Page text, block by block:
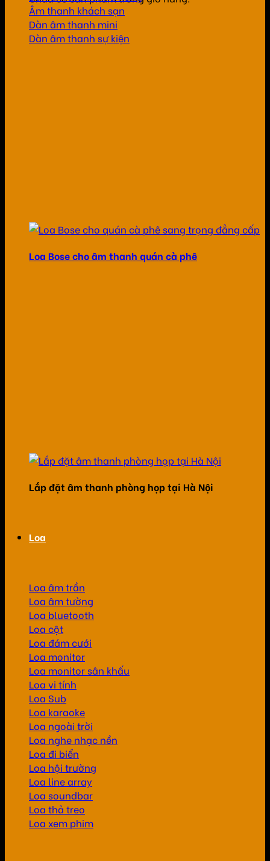
Âm thanh khách sạn
Dàn âm thanh mini
Dàn âm thanh sự kiện
Loa Bose cho âm thanh quán cà phê
Lắp đặt âm thanh phòng họp tại Hà Nội
Loa
Loa âm trần
Loa âm tường
Loa bluetooth
Loa cột
Loa đám cưới
Loa monitor
Loa monitor sân khấu
Loa vi tính
Loa Sub
Loa karaoke
Loa ngoài trời
Loa nghe nhạc nền
Loa đi biển
Loa hội trường
Loa line array
Loa soundbar
Loa thả treo
Loa xem phim